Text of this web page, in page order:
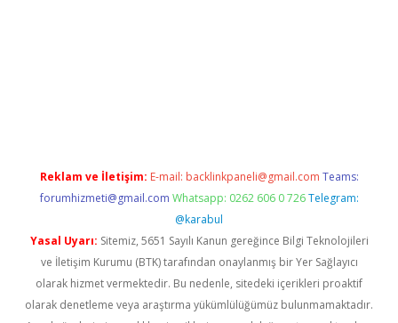
Reklam ve İletişim: E-mail: backlinkpaneli@gmail.com Teams:
forumhizmeti@gmail.com Whatsapp: 0262 606 0 726 Telegram:
@karabul
Yasal Uyarı: Sitemiz, 5651 Sayılı Kanun gereğince Bilgi Teknolojileri
ve İletişim Kurumu (BTK) tarafından onaylanmış bir Yer Sağlayıcı
olarak hizmet vermektedir. Bu nedenle, sitedeki içerikleri proaktif
olarak denetleme veya araştırma yükümlülüğümüz bulunmamaktadır.